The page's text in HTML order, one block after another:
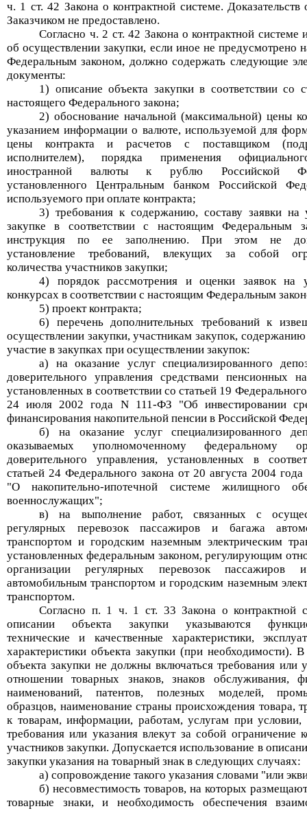
ч. 1 ст. 42 Закона о контрактной системе. Доказательств
Заказчиком не предоставлено.
Согласно ч. 2 ст. 42 Закона о контрактной системе
об осуществлении закупки, если иное не предусмотрено
Федеральным законом, должно содержать следующие
документы:
1) описание объекта закупки в соответствии со
настоящего Федерального закона;
2) обоснование начальной (максимальной) цены
указанием информации о валюте, используемой для
цены контракта и расчетов с поставщиком
исполнителем), порядка применения
иностранной валюты к рублю Российской
установленного Центральным банком Российской
используемого при оплате контракта;
3) требования к содержанию, составу заявки на
закупке в соответствии с настоящим Федеральным
инструкция по ее заполнению. При этом не
установление требований, влекущих за собой
количества участников закупки;
4) порядок рассмотрения и оценки заявок на
конкурсах в соответствии с настоящим Федеральным
5) проект контракта;
6) перечень дополнительных требований к
осуществлении закупки, участникам закупок, содержанию
участие в закупках при осуществлении закупок:
а) на оказание услуг специализированного
доверительного управления средствами пенсионных
установленных в соответствии со статьей 19
24 июля 2002 года N 111-ФЗ "Об инвестировании
финансирования накопительной пенсии в Российской
б) на оказание услуг специализированного
оказываемых уполномоченному федеральному
доверительного управления, установленных в
статьей 24 Федерального закона от 20 августа 2004
"Онакопительно-ипотечной системе жилищного
военнослужащих";
в) на выполнение работ, связанных с
регулярных перевозок пассажиров и багажа
транспортом и городским наземным электрическим
установленных федеральным законом, регулирующим
организации регулярных перевозок пассажиров
автомобильным транспортом и городским наземным
транспортом.
Согласно п. 1 ч. 1 ст. 33 Закона о контрактной
описании объекта закупки указываются
технические и качественные характеристики,
характеристики объекта закупки (при необходимости).
объекта закупки не должны включаться требования или
отношении товарных знаков, знаков обслуживания,
наименований, патентов, полезных моделей,
образцов, наименование страны происхождения товара,
к товарам, информации, работам, услугам при условии,
требования или указания влекут за собой ограничение
участников закупки. Допускается использование в
закупки указания на товарный знак в следующих случаях:
а) сопровождение такого указания словами "или
б) несовместимость товаров, на которых
товарные знаки, и необходимость обеспечения